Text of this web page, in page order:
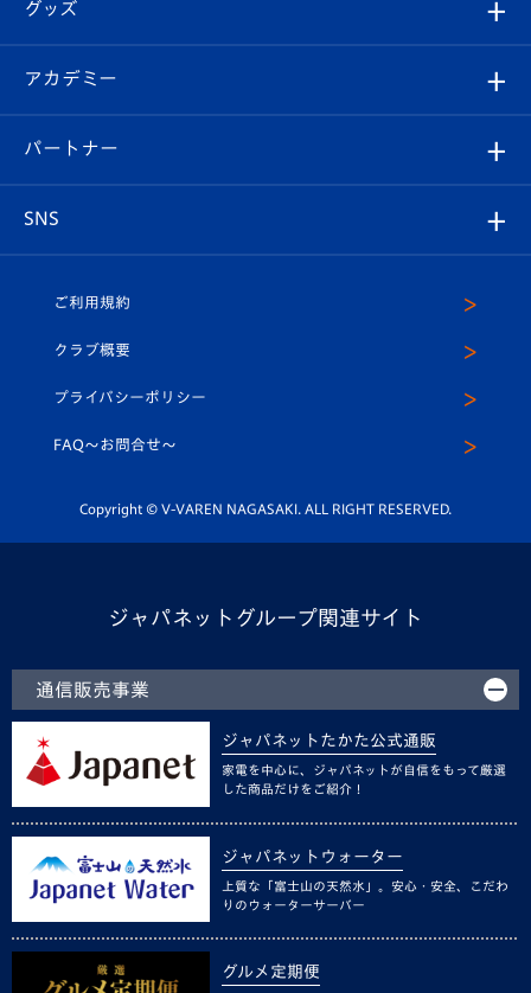
チケット
イベント
メディア
ホームタウン
スタッフプロフィール
マスコット紹介
平和祈念活動
ホームタウン活動
Revive Team
ヴィヴィくんの長崎おもてなしガイド
フォトギャラリー
スタジアムグルメ
V-LOVERS（ファンクラブ）
プレイヤーズスイート
グッズ
オンラインショップ
店舗情報
アカデミー
育成からのお知らせ
U-18
スクール
パートナー
SNS
ヴィヴィくんインスタグラム
公式LINE＠
ご利用規約
クラブ概要
プライバシーポリシー
FAQ〜お問合せ〜
Copyright © V-VAREN NAGASAKI. ALL RIGHT RESERVED.
ジャパネットグループ関連サイト
通信販売事業
ジャパネットたかた公式通販
家電を中心に、ジャパネットが自信をもって厳選
した商品だけをご紹介！
ジャパネットウォーター
上質な「富士山の天然水」。安心・安全、こだわ
りのウォーターサーバー
グルメ定期便